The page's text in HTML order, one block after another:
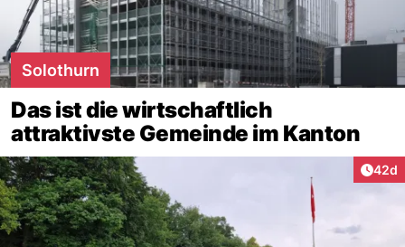
Solothurn
Das ist die wirtschaftlich
attraktivste Gemeinde im Kanton
42d